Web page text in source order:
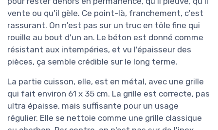
vente ou qu'il gèle. Ce point-là, franchement, c'est
rassurant. On n'est pas sur un truc en tôle fine qui
rouille au bout d'un an. Le béton est donné comme
résistant aux intempéries, et vu l'épaisseur des
pièces, ça semble crédible sur le long terme.
La partie cuisson, elle, est en métal, avec une grille
qui fait environ 61 x 35 cm. La grille est correcte, pas
ultra épaisse, mais suffisante pour un usage
régulier. Elle se nettoie comme une grille classique